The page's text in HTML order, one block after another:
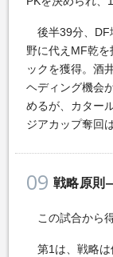
後半39分、DF
野に代えMF乾
ックを獲得。酒
ヘディング機会
めるが、カター
ジアカップ奪回
09 戦略原則
この試合から
第1は、戦略は